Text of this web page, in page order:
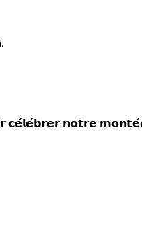
𝗰𝗲́𝗹𝗲́𝗯𝗿𝗲𝗿 𝗻𝗼𝘁𝗿𝗲